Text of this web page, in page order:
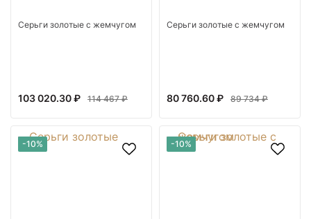
Серьги золотые с жемчугом
103 020.30 ₽ 114 467 ₽
Серьги золотые с жемчугом
80 760.60 ₽ 89 734 ₽
-10% -10%